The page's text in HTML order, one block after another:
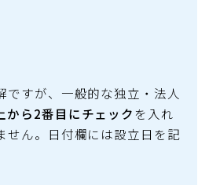
ですが、一般的な独立・法人
から2番目にチェックを入れ
せん。日付欄には設立日を記